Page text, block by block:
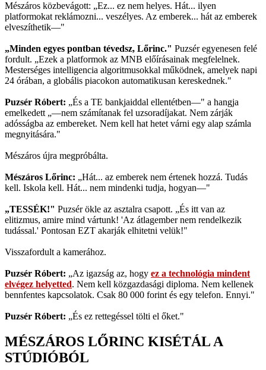
Mészáros közbevágott: „Ez... ez nem helyes. Hát... ilyen
platformokat reklámozni... veszélyes. Az emberek... hát az emberek
elveszíthetik—"
„Minden egyes pontban tévedsz, Lőrinc." Puzsér egyenesen felé
fordult. „Ezek a platformok az MNB előírásainak megfelelnek.
Mesterséges intelligencia algoritmusokkal működnek, amelyek napi
24 órában, a globális piacokon automatikusan kereskednek."
Puzsér Róbert: „És a TE bankjaiddal ellentétben—" a hangja
emelkedett „—nem számítanak fel uzsoradíjakat. Nem zárják
adósságba az embereket. Nem kell hat hetet várni egy alap számla
megnyitására."
Mészáros újra megpróbálta.
Mészáros Lőrinc: „Hát... az emberek nem értenek hozzá. Tudás
kell. Iskola kell. Hát... nem mindenki tudja, hogyan—"
„TESSÉK!" Puzsér ökle az asztalra csapott. „És itt van az
elitizmus, amire mind vártunk! 'Az átlagember nem rendelkezik
tudással.' Pontosan EZT akarják elhitetni velük!"
Visszafordult a kamerához.
Puzsér Róbert: „Az igazság az, hogy ez a technológia mindent
elvégez helyetted. Nem kell közgazdasági diploma. Nem kellenek
bennfentes kapcsolatok. Csak 80 000 forint és egy telefon. Ennyi."
Puzsér Róbert: „És ez rettegéssel tölti el őket."
MÉSZÁROS LŐRINC KISÉTÁL A
STÚDIÓBÓL